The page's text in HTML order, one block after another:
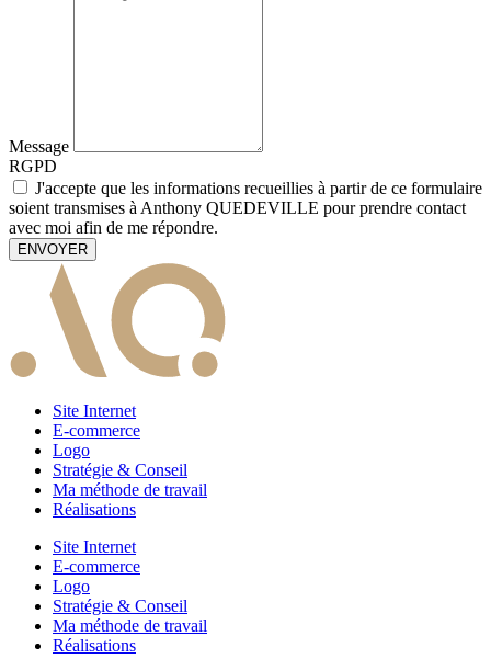
Message
RGPD
J'accepte que les informations recueillies à partir de ce formulaire
soient transmises à Anthony QUEDEVILLE pour prendre contact
avec moi afin de me répondre.
ENVOYER
Site Internet
E-commerce
Logo
Stratégie & Conseil
Ma méthode de travail
Réalisations
Site Internet
E-commerce
Logo
Stratégie & Conseil
Ma méthode de travail
Réalisations